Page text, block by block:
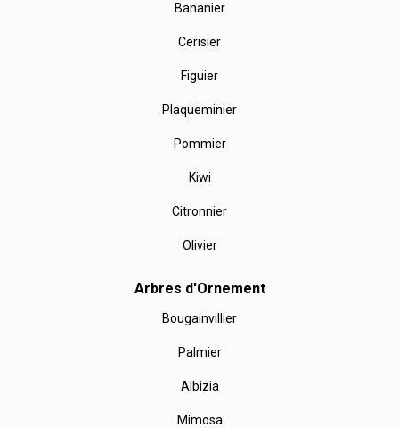
Bananier
Cerisier
Figuier
Plaqueminier
Pommier
Kiwi
Citronnier
Olivier
Arbres d'Ornement
Bougainvillier
Palmier
Albizia
Mimosa